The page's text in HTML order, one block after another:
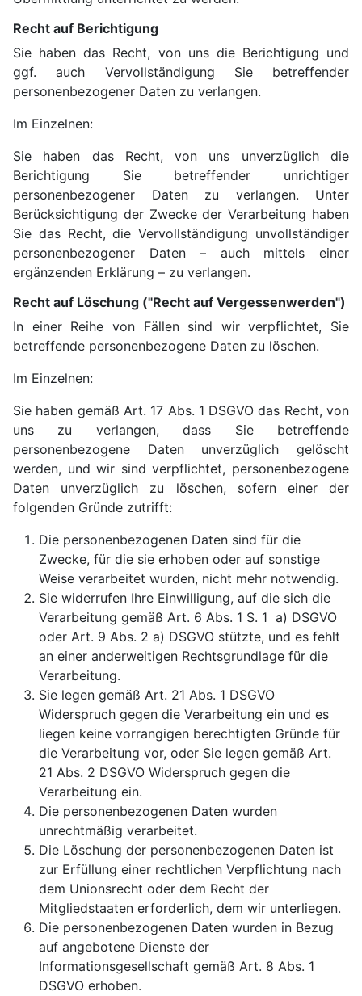
Recht auf Berichtigung
Sie haben das Recht, von uns die Berichtigung und
ggf. auch Vervollständigung Sie betreffender
personenbezogener Daten zu verlangen.
Im Einzelnen:
Sie haben das Recht, von uns unverzüglich die
Berichtigung Sie betreffender unrichtiger
personenbezogener Daten zu verlangen. Unter
Berücksichtigung der Zwecke der Verarbeitung haben
Sie das Recht, die Vervollständigung unvollständiger
personenbezogener Daten – auch mittels einer
ergänzenden Erklärung – zu verlangen.
Recht auf Löschung ("Recht auf Vergessenwerden")
In einer Reihe von Fällen sind wir verpflichtet, Sie
betreffende personenbezogene Daten zu löschen.
Im Einzelnen:
Sie haben gemäß Art. 17 Abs. 1 DSGVO das Recht, von
uns zu verlangen, dass Sie betreffende
personenbezogene Daten unverzüglich gelöscht
werden, und wir sind verpflichtet, personenbezogene
Daten unverzüglich zu löschen, sofern einer der
folgenden Gründe zutrifft:
Die personenbezogenen Daten sind für die
Zwecke, für die sie erhoben oder auf sonstige
Weise verarbeitet wurden, nicht mehr notwendig.
Sie widerrufen Ihre Einwilligung, auf die sich die
Verarbeitung gemäß Art. 6 Abs. 1 S. 1 a) DSGVO
oder Art. 9 Abs. 2 a) DSGVO stützte, und es fehlt
an einer anderweitigen Rechtsgrundlage für die
Verarbeitung.
Sie legen gemäß Art. 21 Abs. 1 DSGVO
Widerspruch gegen die Verarbeitung ein und es
liegen keine vorrangigen berechtigten Gründe für
die Verarbeitung vor, oder Sie legen gemäß Art.
21 Abs. 2 DSGVO Widerspruch gegen die
Verarbeitung ein.
Die personenbezogenen Daten wurden
unrechtmäßig verarbeitet.
Die Löschung der personenbezogenen Daten ist
zur Erfüllung einer rechtlichen Verpflichtung nach
dem Unionsrecht oder dem Recht der
Mitgliedstaaten erforderlich, dem wir unterliegen.
Die personenbezogenen Daten wurden in Bezug
auf angebotene Dienste der
Informationsgesellschaft gemäß Art. 8 Abs. 1
DSGVO erhoben.